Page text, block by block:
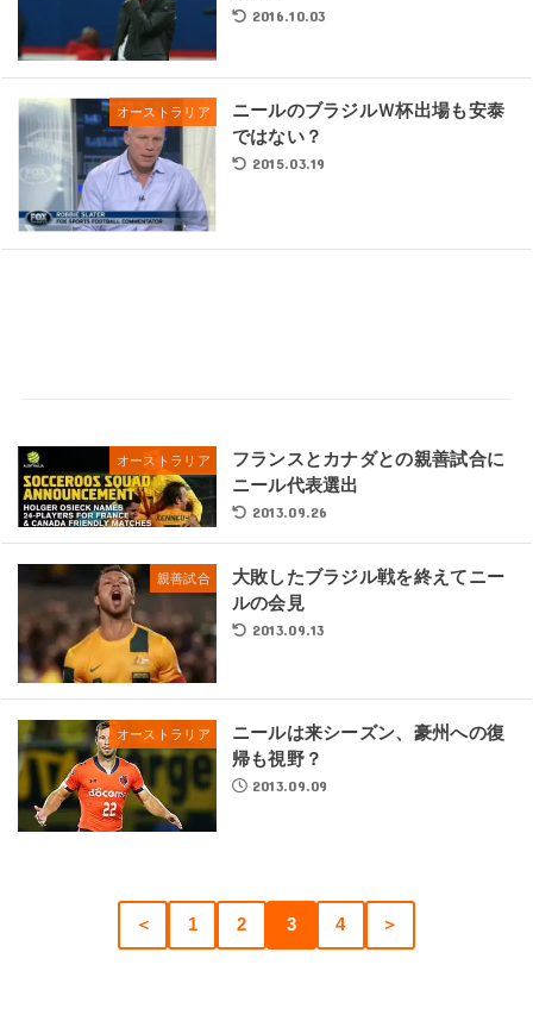
2016.10.03
オーストラリア
ニールのブラジルＷ杯出場も安泰
ではない？
2015.03.19
オーストラリア
フランスとカナダとの親善試合に
ニール代表選出
2013.09.26
親善試合
大敗したブラジル戦を終えてニー
ルの会見
2013.09.13
オーストラリア
ニールは来シーズン、豪州への復
帰も視野？
2013.09.09
＜ 1 2 3 4 ＞